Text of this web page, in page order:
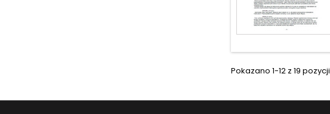
Pokazano 1-12 z 19 pozycji